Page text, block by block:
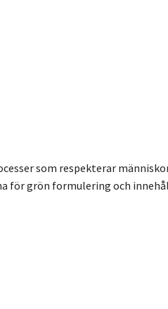
som respekterar
grön formulering och